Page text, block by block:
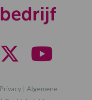
Privacy | Algemene